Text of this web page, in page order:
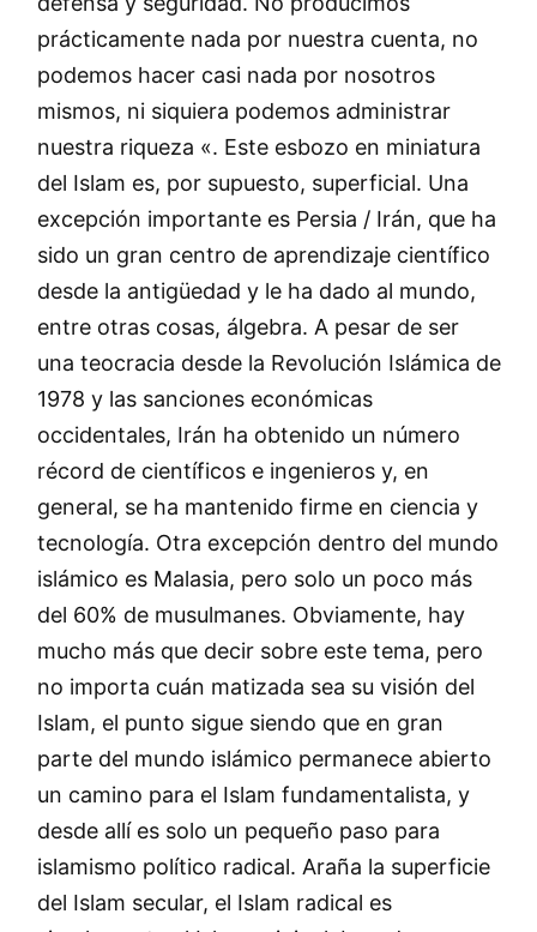
prácticamente nada por nuestra cuenta, no
podemos hacer casi nada por nosotros
mismos, ni siquiera podemos administrar
nuestra riqueza «. Este esbozo en miniatura
del Islam es, por supuesto, superficial. Una
excepción importante es Persia / Irán, que ha
sido un gran centro de aprendizaje científico
desde la antigüedad y le ha dado al mundo,
entre otras cosas, álgebra. A pesar de ser
una teocracia desde la Revolución Islámica de
1978 y las sanciones económicas
occidentales, Irán ha obtenido un número
récord de científicos e ingenieros y, en
general, se ha mantenido firme en ciencia y
tecnología. Otra excepción dentro del mundo
islámico es Malasia, pero solo un poco más
del 60% de musulmanes. Obviamente, hay
mucho más que decir sobre este tema, pero
no importa cuán matizada sea su visión del
Islam, el punto sigue siendo que en gran
parte del mundo islámico permanece abierto
un camino para el Islam fundamentalista, y
desde allí es solo un pequeño paso para
islamismo político radical. Araña la superficie
del Islam secular, el Islam radical es